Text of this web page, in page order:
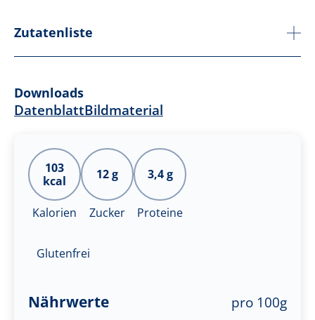
Zutatenliste
Downloads
DatenblattBildmaterial
103
kcal
Kalorien
12 g
Zucker
3,4 g
Proteine
Glutenfrei
Nährwerte pro 100g